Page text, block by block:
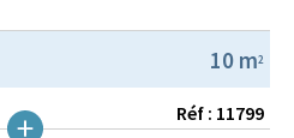
10 m2
Réf : 11799